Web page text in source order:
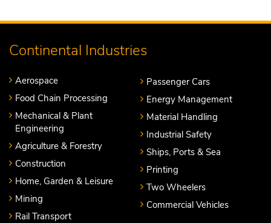
Continental Industries
Aerospace
Food Chain Processing
Mechanical & Plant
Engineering
Agriculture & Forestry
Construction
Home, Garden & Leisure
Mining
Rail Transport
Passenger Cars
Energy Management
Material Handling
Industrial Safety
Ships, Ports & Sea
Printing
Two Wheelers
Commercial Vehicles